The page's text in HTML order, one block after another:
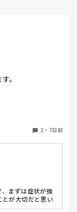
面、ペアの先輩
んびり記録して
記録終わってな
じられず…これ
も思いました
。時代柄でしょ
ません。
量に見合った、
欲しいです。
。
までは低血圧な
2剤のみ降圧剤
まです。やはり
ーチがあれば
2 ・ 7日前
まずは症状が強
とが大切だと思い